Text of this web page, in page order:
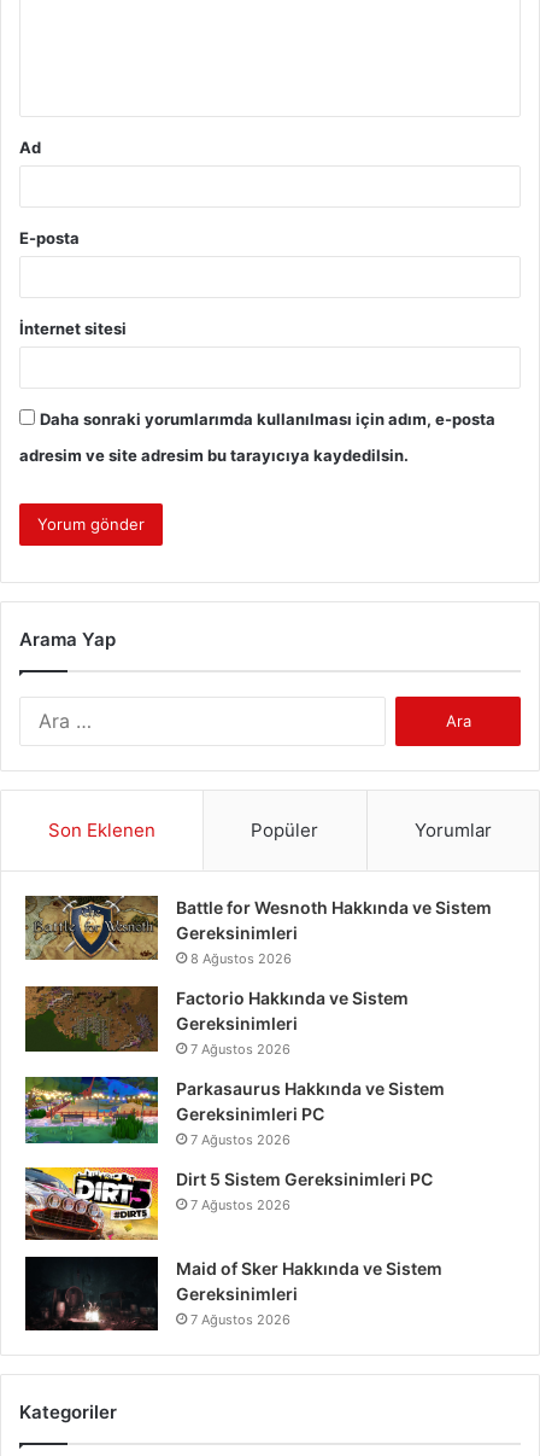
Ad
E-posta
İnternet sitesi
Daha sonraki yorumlarımda kullanılması için adım, e-posta
adresim ve site adresim bu tarayıcıya kaydedilsin.
Arama Yap
Son Eklenen Popüler Yorumlar
Battle for Wesnoth Hakkında ve Sistem
Gereksinimleri
8 Ağustos 2026
Factorio Hakkında ve Sistem
Gereksinimleri
7 Ağustos 2026
Parkasaurus Hakkında ve Sistem
Gereksinimleri PC
7 Ağustos 2026
Dirt 5 Sistem Gereksinimleri PC
7 Ağustos 2026
Maid of Sker Hakkında ve Sistem
Gereksinimleri
7 Ağustos 2026
Kategoriler